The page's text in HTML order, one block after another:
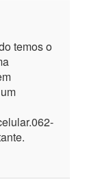
temos o